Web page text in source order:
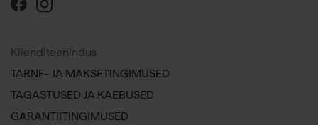
Klienditeenindus
TARNE- JA MAKSETINGIMUSED
TAGASTUSED JA KAEBUSED
GARANTIITINGIMUSED